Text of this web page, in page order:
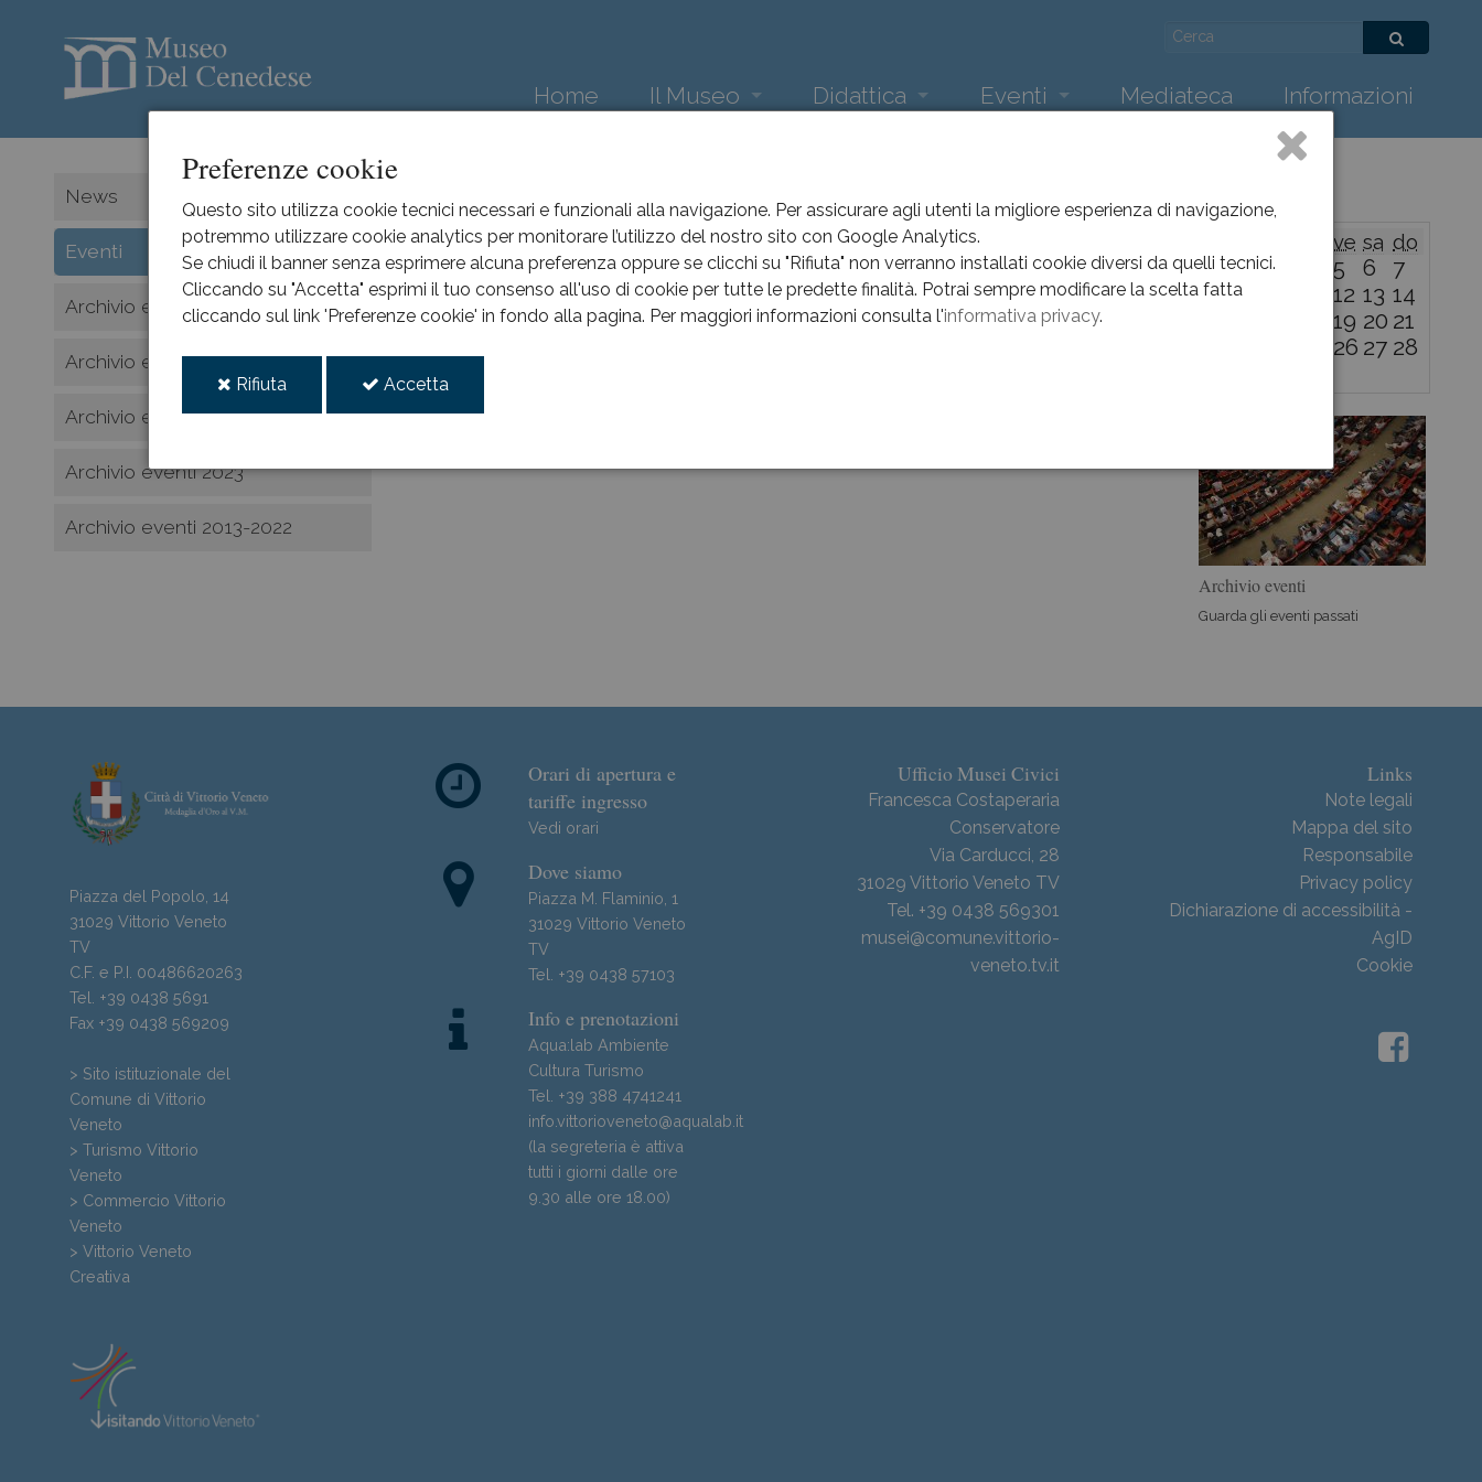
Preferenze cookie
Questo sito utilizza cookie tecnici necessari e funzionali alla navigazione. Per assicurare agli utenti la migliore esperienza di navigazione,
potremmo utilizzare cookie analytics per monitorare l’utilizzo del nostro sito con Google Analytics.
Se chiudi il banner senza esprimere alcuna preferenza oppure se clicchi su "Rifiuta" non verranno installati cookie diversi da quelli tecnici.
Cliccando su "Accetta" esprimi il tuo consenso all'uso di cookie per tutte le predette finalità. Potrai sempre modificare la scelta fatta
cliccando sul link 'Preferenze cookie' in fondo alla pagina. Per maggiori informazioni consulta l'informativa privacy.
Rifiuta Accetta
Home Il Museo
Sala Comuzzi
Sala Pajetta
Didattica Eventi
Archivio eventi 2026
Archivio eventi 2025
Mediateca Informazioni
News
Eventi
Archivio eventi 2026
Archivio eventi 2025
Archivio eventi 2024
Archivio eventi 2023
Archivio eventi 2013-2022
Eventi
All events of: Dicembre
novembre
Dicembre
ve sa do
1 2 3 5 6
7
8 9 12 13 14
19 20 21
26 27 28
Archivio eventi
Guarda gli eventi passati
Piazza del Popolo, 14
31029 Vittorio Veneto
TV
C.F. e P.I. 00486620263
Tel. +39 0438 5691
Fax +39 0438 569209
> Sito istituzionale del
Comune di Vittorio
Veneto
> Turismo Vittorio
Veneto
> Commercio Vittorio
Veneto
> Vittorio Veneto
Creativa
Orari di apertura e
tariffe ingresso
Vedi orari
Dove siamo
Piazza M. Flaminio, 1
31029 Vittorio Veneto
TV
Tel. +39 0438 57103
Info e prenotazioni
Aqua:lab Ambiente
Cultura Turismo
Tel. +39 388 4741241
info.vittorioveneto@aqualab.it
(la segreteria è attiva
tutti i giorni dalle ore
9.30 alle ore 18.00)
Ufficio Musei Civici
Francesca Costaperaria
Conservatore
Via Carducci, 28
31029 Vittorio Veneto TV
Tel. +39 0438 569301
musei@comune.vittorio-
veneto.tv.it
Links
Note legali
Mappa del sito
Responsabile
Privacy policy
Dichiarazione di accessibilità -
AgID
Cookie